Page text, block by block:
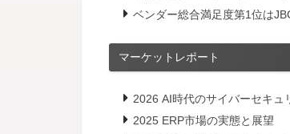
ベンダー総合満足度第1位は
マーケットレポート
2026 AI時代のサイバーセキュ
2025 ERP市場の実態と展望